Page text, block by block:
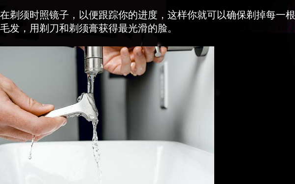
剃须时照镜子，以便跟踪你的进度，这样你就可以确保剃掉每一根
毛发，用剃刀和剃须膏获得最光滑的脸。